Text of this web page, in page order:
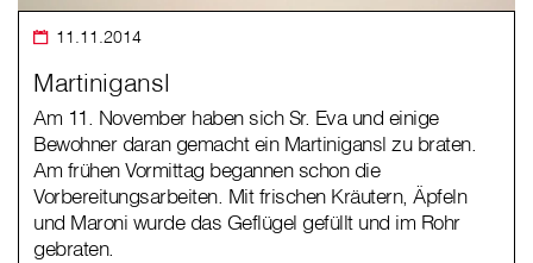
11.11.2014
Martinigansl
Am 11. November haben sich Sr. Eva und einige
Bewohner daran gemacht ein Martinigansl zu braten.
Am frühen Vormittag begannen schon die
Vorbereitungsarbeiten. Mit frischen Kräutern, Äpfeln
und Maroni wurde das Geflügel gefüllt und im Rohr
gebraten.